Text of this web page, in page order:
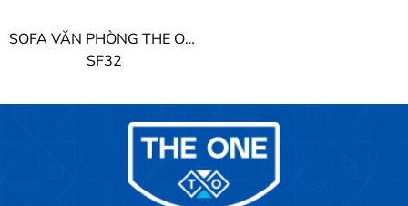
SOFA VĂN PHÒNG THE ONE
SF32